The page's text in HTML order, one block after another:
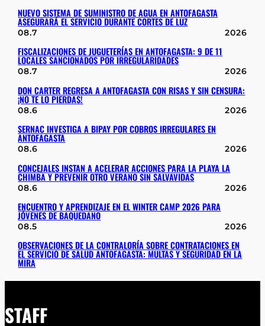
NUEVO SISTEMA DE SUMINISTRO DE AGUA EN ANTOFAGASTA
ASEGURARÁ EL SERVICIO DURANTE CORTES DE LUZ
08.7 2026
FISCALIZACIONES DE JUGUETERÍAS EN ANTOFAGASTA: 9 DE 11
LOCALES SANCIONADOS POR IRREGULARIDADES
08.7 2026
DON CARTER REGRESA A ANTOFAGASTA CON RISAS Y SIN CENSURA:
¡NO TE LO PIERDAS!
08.6 2026
SERNAC INVESTIGA A BIPAY POR COBROS IRREGULARES EN
ANTOFAGASTA
08.6 2026
CONCEJALES INSTAN A ACELERAR ACCIONES PARA LA PLAYA LA
CHIMBA Y PREVENIR OTRO VERANO SIN SALVAVIDAS
08.6 2026
ENCUENTRO Y APRENDIZAJE EN EL WINTER CAMP 2026 PARA
JÓVENES DE BAQUEDANO
08.5 2026
OBSERVACIONES DE LA CONTRALORÍA SOBRE CONTRATACIONES EN
EL SERVICIO DE SALUD ANTOFAGASTA: MULTAS Y SEGURIDAD EN LA
MIRA
STAFF